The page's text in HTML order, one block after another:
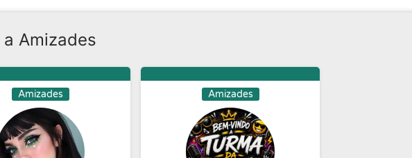
Amizades
Amizades Amizades